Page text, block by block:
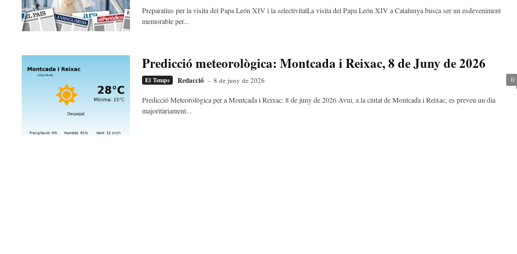
Preparatius per la visita del Papa León XIV i la selectivitatLa visita del Papa León XIV a Catalunya busca ser un esdeveniment
memorable per...
Predicció meteorològica: Montcada i Reixac, 8 de Juny de 2026
El Temps Redacció - 8 de juny de 2026 0
Predicció Meteorològica per a Montcada i Reixac: 8 de juny de 2026 Avui, a la ciutat de Montcada i Reixac, es preveu un dia
majoritàriament...